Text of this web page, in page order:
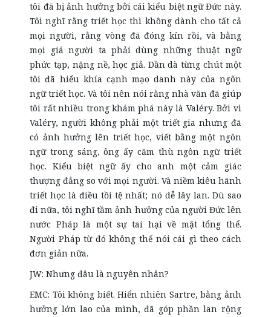
tôi đã bị ảnh hưởng bởi cái kiểu biệt ngữ Đức này.
Tôi nghĩ rằng triết học thì không dành cho tất cả
mọi người, rằng vòng đã đóng kín rồi, và bằng
mọi giá người ta phải dùng những thuật ngữ
phức tạp, nặng nề, học giả. Dần dà từng chút một
tôi đã hiểu khía cạnh mạo danh này của ngôn
ngữ triết học. Và tôi nên nói rằng nhà văn đã giúp
tôi rất nhiều trong khám phá này là Valéry. Bởi vì
Valéry, người không phải một triết gia nhưng đã
có ảnh hưởng lên triết học, viết bằng một ngôn
ngữ trong sáng, ông ấy căm thù ngôn ngữ triết
học. Kiểu biệt ngữ ấy cho anh một cảm giác
thượng đẳng so với mọi người. Và niềm kiêu hãnh
triết học là điều tồi tệ nhất; nó dễ lây lan. Dù sao
đi nữa, tôi nghĩ tầm ảnh hưởng của người Đức lên
nước Pháp là một sự tai hại về mặt tổng thể.
Người Pháp từ đó không thể nói cái gì theo cách
đơn giản nữa.
JW: Nhưng đâu là nguyên nhân?
EMC: Tôi không biết. Hiển nhiên Sartre, bằng ảnh
hưởng lớn lao của mình, đã góp phần lan rộng